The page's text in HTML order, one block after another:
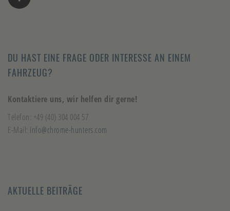
DU HAST EINE FRAGE ODER INTERESSE AN EINEM
FAHRZEUG?
Kontaktiere uns, wir helfen dir gerne!
Telefon: +49 (40) 304 004 57
E-Mail: info@chrome-hunters.com
AKTUELLE BEITRÄGE